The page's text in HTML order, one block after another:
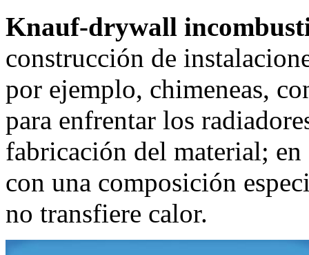
Knauf-drywall
construcción de
por ejemplo, chimeneas,
para enfrentar los
fabricación del material;
con una composición
no transfiere calor.